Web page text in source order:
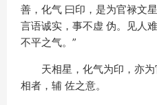
善，化气 曰印，是为官禄文
言语诚实，事不虚 伪。见人
不平之气。”
天相星，化气为印，亦为
相者，辅 佐之意。